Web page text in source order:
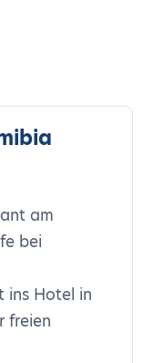
am
bei
ins Hotel in
freien